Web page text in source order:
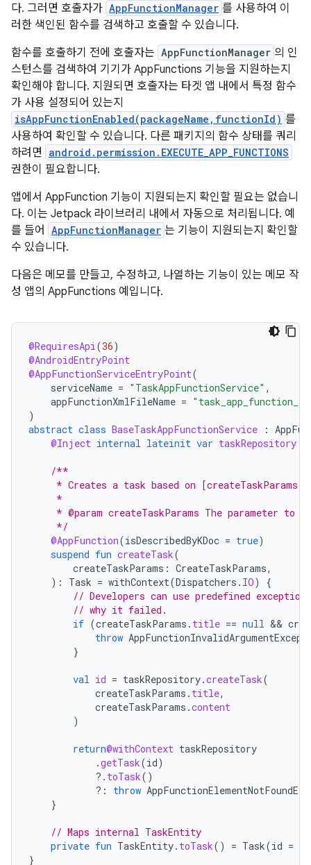
다. 그러면 호출자가 AppFunctionManager 를 사용하여 이
러한 색인된 함수를 검색하고 호출할 수 있습니다.
함수를 호출하기 전에 호출자는 AppFunctionManager 의 인
스턴스를 검색하여 기기가 AppFunctions 기능을 지원하는지
확인해야 합니다. 지원되면 호출자는 타겟 앱 내에서 특정 함수
가 사용 설정되어 있는지
isAppFunctionEnabled(packageName,functionId) 를
사용하여 확인할 수 있습니다. 다른 패키지의 함수 상태를 쿼리
하려면
android.permission.EXECUTE_APP_FUNCTIONS
권한이 필요합니다.
앱에서 AppFunction 기능이 지원되는지 확인할 필요는 없습니
다. 이는 Jetpack 라이브러리 내에서 자동으로 처리됩니다. 예
를 들어
AppFunctionManager 는 기능이 지원되는지 확인할
수 있습니다.
다음은 메모를 만들고, 수정하고, 나열하는 기능이 있는 메모 작
성 앱의 AppFunctions 예입니다.
@RequiresApi(36)
@AndroidEntryPoint
@AppFunctionServiceEntryPoint(
serviceName = "TaskAppFunctionService" ,
appFunctionXmlFileName =
)
abstract class BaseTaskAppFunctionService :
@Inject internal lateinit var taskRepository
/**
     * Creates a task based on [createTaskParams].
     *
* @param createTaskParams The parameter to
     */
@AppFunction(isDescribedByKDoc = true)
suspend fun createTask(
createTaskParams : CreateTaskParams,
):
Task = withContext(Dispatchers . IO)
{
// Developers can use predefined
// why it failed.
if (createTaskParams . title == null &&
throw
}
val id = taskRepository.createTask(
createTaskParams . title,
createTaskParams .content
)
return@withContext taskRepository
.getTask(id)
?. toTask()
?:
throw
}
// Maps internal TaskEntity
private fun TaskEntity. toTask() = Task(id =
}